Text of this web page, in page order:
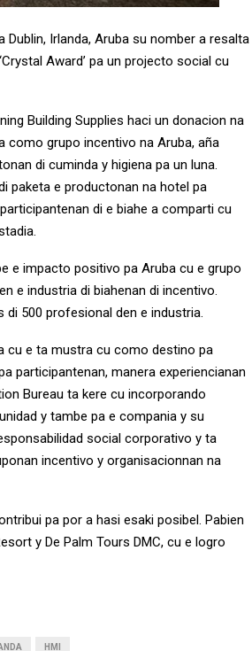
Dublin, Irlanda, Aruba su nomber a resalta
Award’ pa un projecto social cu
Building Supplies haci un donacion na
como grupo incentivo na Aruba, aña
di cuminda y higiena pa un luna.
paketa e productonan na hotel pa
di e biahe a comparti cu
e impacto positivo pa Aruba cu e grupo
e industria di biahenan di incentivo.
500 profesional den e industria.
cu e ta mustra cu como destino pa
participantenan, manera experiencianan
Bureau ta kere cu incorporando
y tambe pa e compania y su
social corporativo y ta
incentivo y organisacionnan na
pa por a hasi esaki posibel. Pabien
y De Palm Tours DMC, cu e logro
HMI